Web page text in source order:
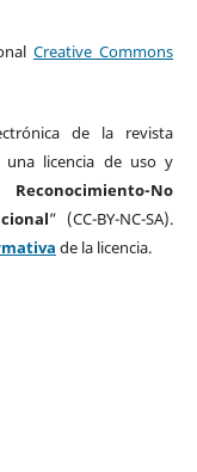
Creative Commons
de la revista
licencia de uso y
No
” (CC-BY-NC-SA).
de la licencia.